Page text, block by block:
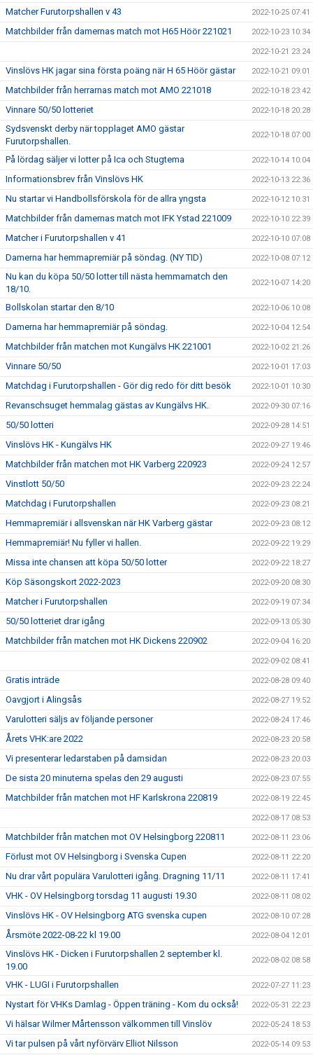
Matcher Furutorpshallen v 43 2022-10-25 07:41
Matchbilder från damernas match mot H65 Höör 221021 2022-10-23 10:34
2022-10-21 23:24
Vinslövs HK jagar sina första poäng när H 65 Höör gästar 2022-10-21 09:01
Matchbilder från herrarnas match mot AMO 221018 2022-10-18 23:42
Vinnare 50/50 lotteriet 2022-10-18 20:28
Sydsvenskt derby när topplaget AMO gästar
Furutorpshallen.
2022-10-18 07:00
På lördag säljer vi lotter på Ica och Stugtema 2022-10-14 10:04
Informationsbrev från Vinslövs HK 2022-10-13 22:36
Nu startar vi Handbollsförskola för de allra yngsta 2022-10-12 10:31
Matchbilder från damernas match mot IFK Ystad 221009 2022-10-10 22:39
Matcher i Furutorpshallen v 41 2022-10-10 07:08
Damerna har hemmapremiär på söndag. (NY TID) 2022-10-08 07:12
Nu kan du köpa 50/50 lotter till nästa hemmamatch den
18/10.
2022-10-07 14:20
Bollskolan startar den 8/10 2022-10-06 10:08
Damerna har hemmapremiär på söndag. 2022-10-04 12:54
Matchbilder från matchen mot Kungälvs HK 221001 2022-10-02 21:26
Vinnare 50/50 2022-10-01 17:03
Matchdag i Furutorpshallen - Gör dig redo för ditt besök 2022-10-01 10:30
Revanschsuget hemmalag gästas av Kungälvs HK. 2022-09-30 07:16
50/50 lotteri 2022-09-28 14:51
Vinslövs HK - Kungälvs HK 2022-09-27 19:46
Matchbilder från matchen mot HK Varberg 220923 2022-09-24 12:57
Vinstlott 50/50 2022-09-23 22:24
Matchdag i Furutorpshallen 2022-09-23 08:21
Hemmapremiär i allsvenskan när HK Varberg gästar 2022-09-23 08:12
Hemmapremiär! Nu fyller vi hallen. 2022-09-22 19:29
Missa inte chansen att köpa 50/50 lotter 2022-09-22 18:27
Köp Säsongskort 2022-2023 2022-09-20 08:30
Matcher i Furutorpshallen 2022-09-19 07:34
50/50 lotteriet drar igång 2022-09-13 05:30
Matchbilder från matchen mot HK Dickens 220902 2022-09-04 16:20
2022-09-02 08:41
Gratis inträde 2022-08-28 09:40
Oavgjort i Alingsås 2022-08-27 19:52
Varulotteri säljs av följande personer 2022-08-24 17:46
Årets VHK:are 2022 2022-08-23 20:58
Vi presenterar ledarstaben på damsidan 2022-08-23 20:03
De sista 20 minuterna spelas den 29 augusti 2022-08-23 07:55
Matchbilder från matchen mot HF Karlskrona 220819 2022-08-19 22:45
2022-08-17 08:53
Matchbilder från matchen mot OV Helsingborg 220811 2022-08-11 23:06
Förlust mot OV Helsingborg i Svenska Cupen 2022-08-11 22:20
Nu drar vårt populära Varulotteri igång. Dragning 11/11 2022-08-11 17:41
VHK - OV Helsingborg torsdag 11 augusti 19.30 2022-08-11 08:02
Vinslövs HK - OV Helsingborg ATG svenska cupen 2022-08-10 07:28
Årsmöte 2022-08-22 kl 19.00 2022-08-04 12:01
Vinslövs HK - Dicken i Furutorpshallen 2 september kl.
19.00
2022-08-02 08:58
VHK - LUGI i Furutorpshallen 2022-07-27 11:23
Nystart för VHKs Damlag - Öppen träning - Kom du också! 2022-05-31 22:23
Vi hälsar Wilmer Mårtensson välkommen till Vinslöv 2022-05-24 18:53
Vi tar pulsen på vårt nyförvärv Elliot Nilsson 2022-05-14 09:53